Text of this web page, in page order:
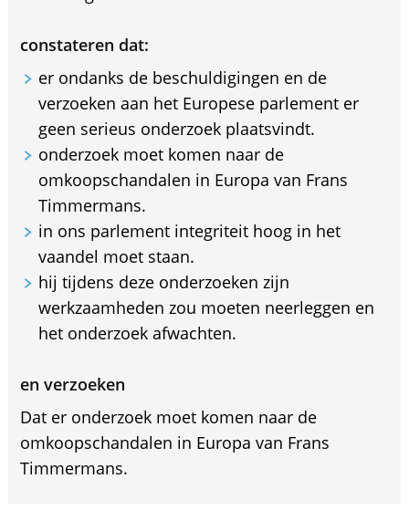
constateren dat:
er ondanks de beschuldigingen en de
verzoeken aan het Europese parlement er
geen serieus onderzoek plaatsvindt.
onderzoek moet komen naar de
omkoopschandalen in Europa van Frans
Timmermans.
in ons parlement integriteit hoog in het
vaandel moet staan.
hij tijdens deze onderzoeken zijn
werkzaamheden zou moeten neerleggen en
het onderzoek afwachten.
en verzoeken
Dat er onderzoek moet komen naar de
omkoopschandalen in Europa van Frans
Timmermans.